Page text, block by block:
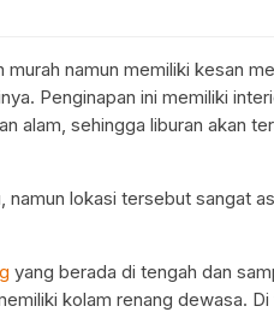
namun memiliki kesan
Penginapan ini memiliki
alam, sehingga liburan akan
namun lokasi tersebut sangat
yang berada di tengah dan
kolam renang dewasa. Di